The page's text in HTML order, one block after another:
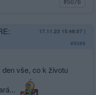
17.11.23 15:48:07 |
#5089
vše, co k životu